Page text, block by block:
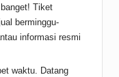
Tiket
berminggu-
informasi resmi
waktu. Datang